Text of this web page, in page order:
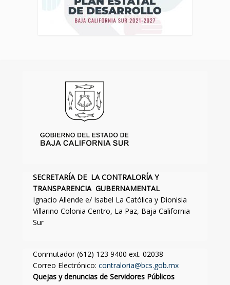
SECRETARÍA DE LA CONTRALORÍA Y
TRANSPARENCIA GUBERNAMENTAL
Ignacio Allende e/ Isabel La Católica y Dionisia
Villarino Colonia Centro, La Paz, Baja California
Sur
Conmutador (612) 123 9400 ext. 02038
Correo Electrónico: contraloria@bcs.gob.mx
Quejas y denuncias de Servidores Públicos